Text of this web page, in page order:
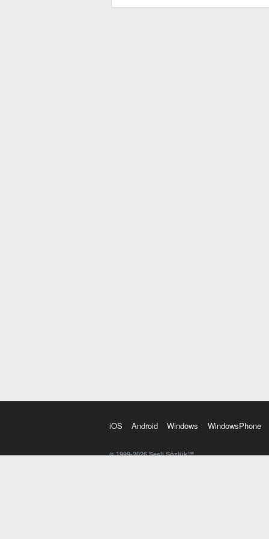
iOS Android Windows WindowsPhone
© 1999-2026 Sesli Sözlük™